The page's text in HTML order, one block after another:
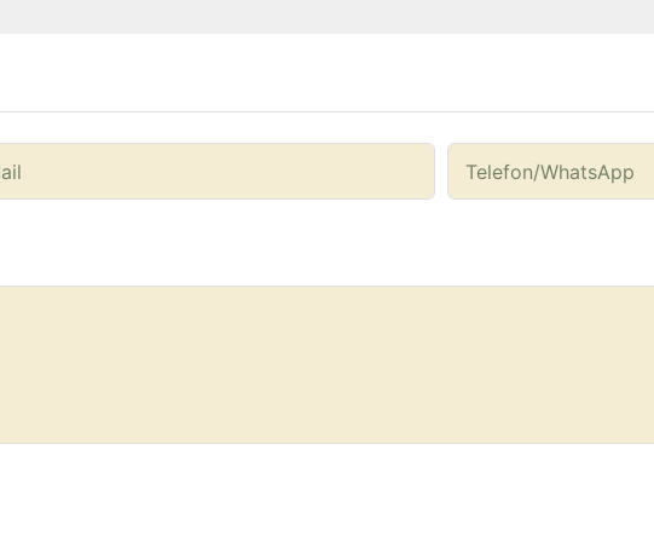
Telefon/WhatsApp